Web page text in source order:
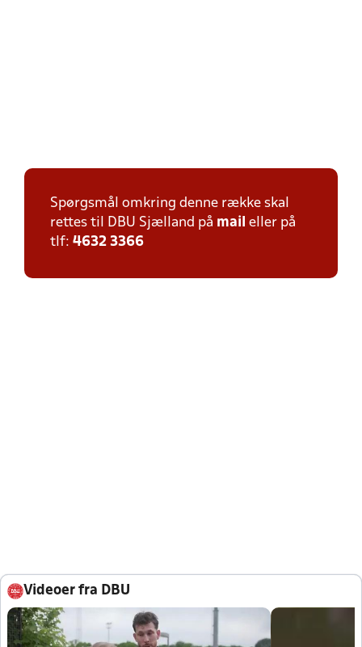
Spørgsmål omkring denne række skal
rettes til DBU Sjælland på mail eller på
tlf: 4632 3366
Videoer fra DBU